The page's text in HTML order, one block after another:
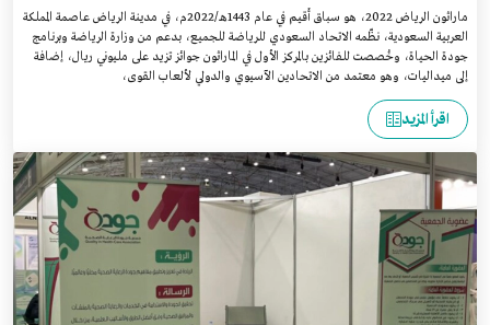
ماراثون الرياض 2022، هو سباق أُقيم في عام 1443هـ/2022م، في مدينة الرياض عاصمة المملكة
العربية السعودية، نظّمه الاتحاد السعودي للرياضة للجميع، بدعم من وزارة الرياضة وبرنامج
جودة الحياة، وخُصصت للفائزين بالمركز الأول في الماراثون جوائز تزيد على مليوني ريال، إضافة
إلى ميداليات، وهو معتمد من الاتحادين الآسيوي والدولي لألعاب القوى،
اقرأ المزيد